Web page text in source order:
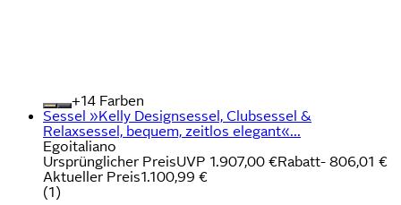
+
Farben
Sessel »Kelly Designsessel, Clubsessel &
Relaxsessel, bequem, zeitlos elegant«...
Egoitaliano
Ursprünglicher PreisUVP 1.907,00 €Rabatt- 806,01 €
Aktueller Preis1.100,99 €
(1)